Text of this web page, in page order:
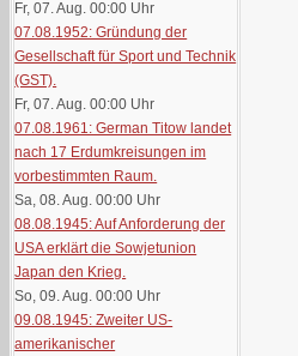
Fr, 07. Aug. 00:00 Uhr
07.08.1952: Gründung der
Gesellschaft für Sport und Technik
(GST).
Fr, 07. Aug. 00:00 Uhr
07.08.1961: German Titow landet
nach 17 Erdumkreisungen im
vorbestimmten Raum.
Sa, 08. Aug. 00:00 Uhr
08.08.1945: Auf Anforderung der
USA erklärt die Sowjetunion
Japan den Krieg.
So, 09. Aug. 00:00 Uhr
09.08.1945: Zweiter US-
amerikanischer